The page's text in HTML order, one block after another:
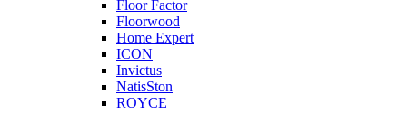
Floor Factor
Floorwood
Home Expert
ICON
Invictus
NatisSton
ROYCE